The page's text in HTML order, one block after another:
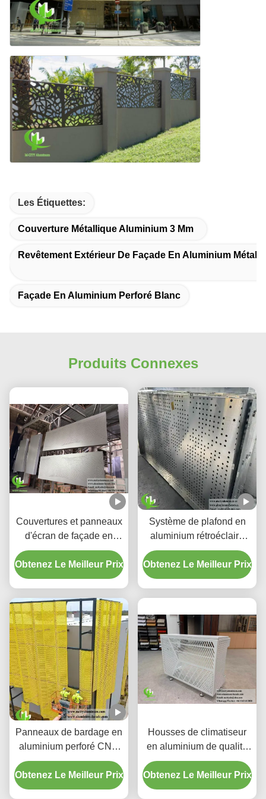
Les Étiquettes:
Couverture Métallique Aluminium 3 Mm
Revêtement Extérieur De Façade En Aluminium
Façade En Aluminium Perforé Blanc
Produits Connexes
Couvertures et panneaux
d'écran de façade en
aluminium perforé à
dégradé personnalisé
Obtenez Le Meilleur Prix
Système de plafond en
aluminium rétroéclairé
perforé personnalisé avec
boîtier LED intégré et
motifs de découpe laser
Obtenez Le Meilleur Prix
Panneaux de bardage en
aluminium perforé CNC
personnalisés avec
alliage 3003 H14/H24 et
revêtement PVDF pour
Obtenez Le Meilleur Prix
Housses de climatiseur
en aluminium de qualité
supérieure | Écrans de
protection décoratifs
Obtenez Le Meilleur Prix